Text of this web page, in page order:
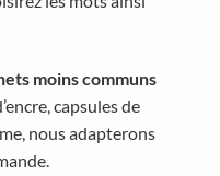
moins communs
capsules de
nous adapterons